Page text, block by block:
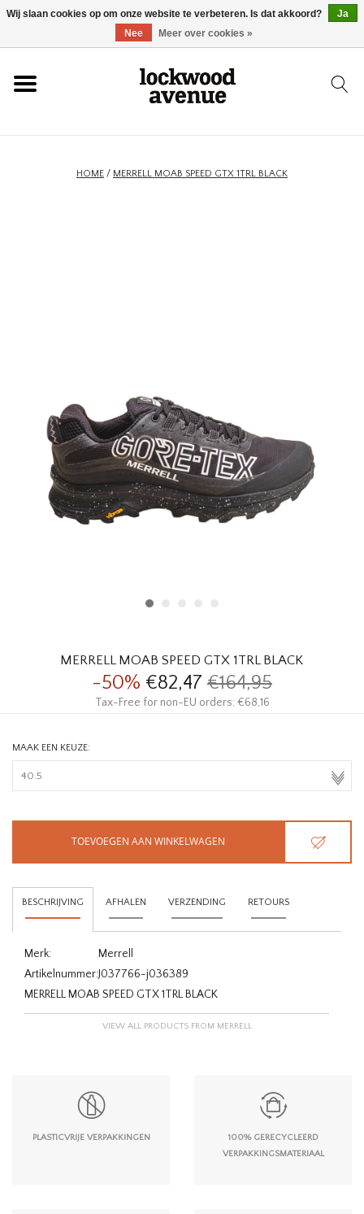
HOME
MERKEN
HOME / MERRELL MOAB SPEED GTX 1TRL BLACK
MERRELL MOAB SPEED GTX 1TRL BLACK
-50% €82,47 €164,95
Tax-Free for non-EU orders: €68,16
MAAK EEN KEUZE:
TOEVOEGEN AAN WINKELWAGEN
BESCHRIJVING AFHALEN VERZENDING RETOURS
Merk:
Merrell
Artikelnummer:J037766-j036389
MERRELL MOAB SPEED GTX 1TRL BLACK
VIEW ALL PRODUCTS FROM MERRELL
PLASTICVRIJE VERPAKKINGEN
100% GERECYCLEERD
VERPAKKINGSMATERIAAL
Wij slaan cookies op om onze website te verbeteren. Is dat akkoord?
Ja
Nee
Meer over cookies »